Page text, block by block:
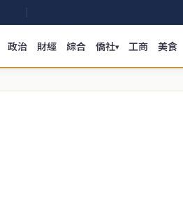
政治 財經 綜合 僑社▾ 工商 美食